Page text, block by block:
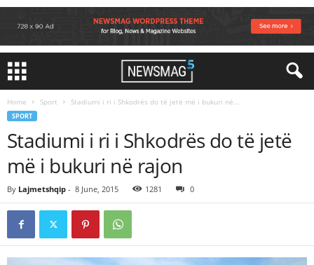
Home Sport Stadiumi i ri i Shkodrës do të jetë më i bukuri në...
SPORT
Stadiumi i ri i Shkodrës do të jetë
më i bukuri në rajon
By Lajmetshqip - 8 June, 2015 1281 0